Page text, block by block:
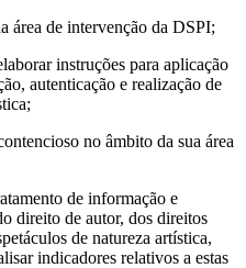
área de intervenção da DSPI;
instruções para aplicação
autenticação e realização de
no âmbito da sua área
de informação e
direito de autor, dos direitos
de natureza artística,
indicadores relativos a estas